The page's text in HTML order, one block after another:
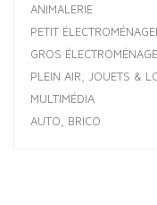
ANIMALERIE
PETIT
GROS
PLEIN AIR, JOUETS &
MULTIMÉDIA
AUTO, BRICO